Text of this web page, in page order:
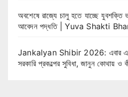
অবশেষে রাজ্যে চালু হতে যাচ্ছে যুবশক্তি
আবেদন পদ্ধতি | Yuva Shakti
Jankalyan Shibir 2026: এবার এক
সরকারি প্রকল্পের সুবিধা, জানুন কোথায় ও